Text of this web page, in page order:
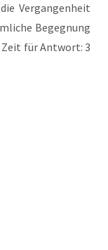
Ver­gan­gen­heit
Begeg­nung
Zeit für Ant­wort: 3